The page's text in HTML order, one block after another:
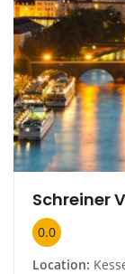
Schreiner
0.0
Location: